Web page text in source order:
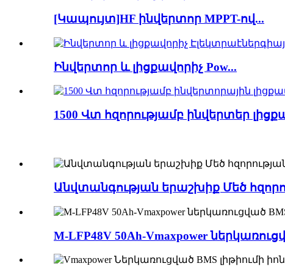
[Կապույտ]HF ինվերտոր MPPT-ով...
Ինվերտոր և լիցքավորիչ Pow...
1500 Վտ հզորությամբ ինվերտեր
Անվտանգության երաշխիք Մեծ
M-LFP48V 50Ah-Vmaxpower